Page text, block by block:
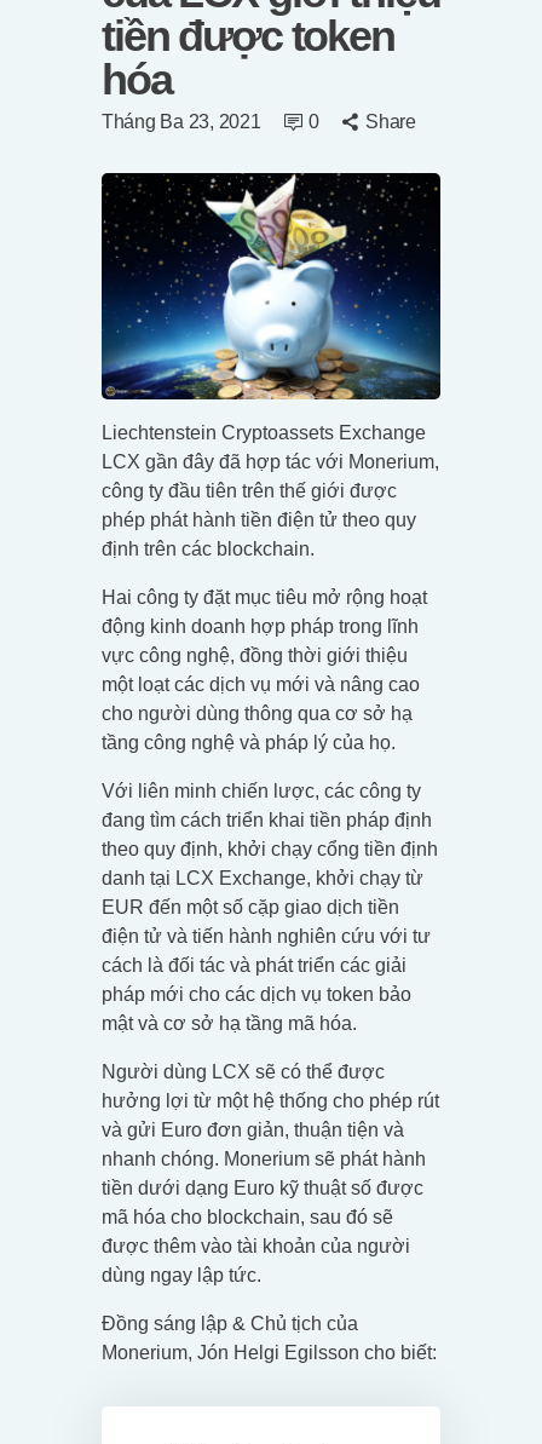
tiền được token
hóa
Tháng Ba 23, 2021 0 Share
Liechtenstein Cryptoassets Exchange
LCX gần đây đã hợp tác với Monerium,
công ty đầu tiên trên thế giới được
phép phát hành tiền điện tử theo quy
định trên các blockchain.
Hai công ty đặt mục tiêu mở rộng hoạt
động kinh doanh hợp pháp trong lĩnh
vực công nghệ, đồng thời giới thiệu
một loạt các dịch vụ mới và nâng cao
cho người dùng thông qua cơ sở hạ
tầng công nghệ và pháp lý của họ.
Với liên minh chiến lược, các công ty
đang tìm cách triển khai tiền pháp định
theo quy định, khởi chạy cổng tiền định
danh tại LCX Exchange, khởi chạy từ
EUR đến một số cặp giao dịch tiền
điện tử và tiến hành nghiên cứu với tư
cách là đối tác và phát triển các giải
pháp mới cho các dịch vụ token bảo
mật và cơ sở hạ tầng mã hóa.
Người dùng LCX sẽ có thể được
hưởng lợi từ một hệ thống cho phép rút
và gửi Euro đơn giản, thuận tiện và
nhanh chóng. Monerium sẽ phát hành
tiền dưới dạng Euro kỹ thuật số được
mã hóa cho blockchain, sau đó sẽ
được thêm vào tài khoản của người
dùng ngay lập tức.
Đồng sáng lập & Chủ tịch của
Monerium, Jón Helgi Egilsson cho biết: